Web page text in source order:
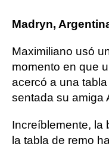
Madryn,
Maximiliano usó
momento en que
acercó a una
sentada su amiga
Increíblemente, la
la tabla de remo